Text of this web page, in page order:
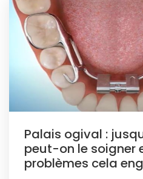
Palais ogival :
peut-on le soigner
problèmes cela